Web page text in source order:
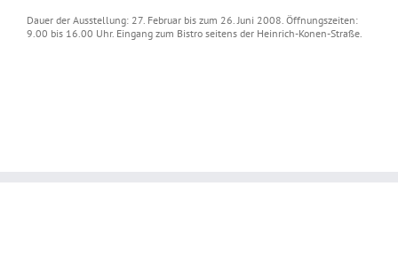
Dauer der Ausstellung: 27. Februar bis zum 26. Juni 2008. Öffnungszeiten:
9.00 bis 16.00 Uhr. Eingang zum Bistro seitens der Heinrich-Konen-Straße.